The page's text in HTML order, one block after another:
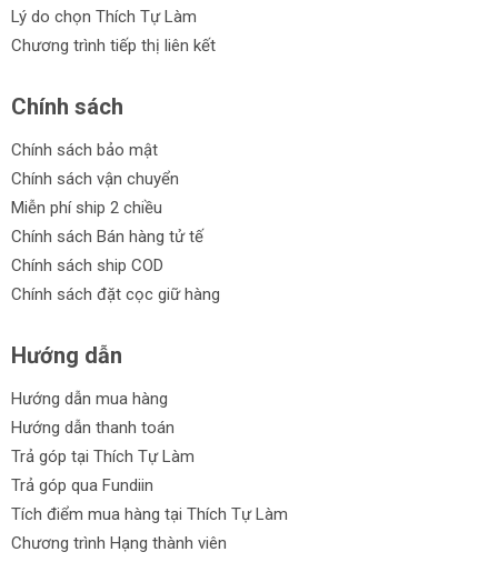
Lý do chọn Thích Tự Làm
Chương trình tiếp thị liên kết
Chính sách
Chính sách bảo mật
Chính sách vận chuyển
Miễn phí ship 2 chiều
Chính sách Bán hàng tử tế
Chính sách ship COD
Chính sách đặt cọc giữ hàng
Hướng dẫn
Hướng dẫn mua hàng
Hướng dẫn thanh toán
Trả góp tại Thích Tự Làm
Trả góp qua Fundiin
Tích điểm mua hàng tại Thích Tự Làm
Chương trình Hạng thành viên